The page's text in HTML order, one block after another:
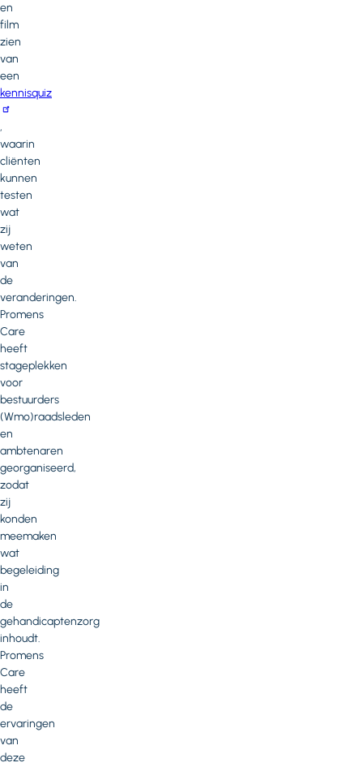
en
film
zien
van
een
kennisquiz
,
waarin
cliënten
kunnen
testen
wat
zij
weten
van
de
veranderingen.
Promens
Care
heeft
stageplekken
voor
bestuurders
(Wmo)raadsleden
en
ambtenaren
georganiseerd,
zodat
zij
konden
meemaken
wat
begeleiding
in
de
gehandicaptenzorg
inhoudt.
Promens
Care
heeft
de
ervaringen
van
deze